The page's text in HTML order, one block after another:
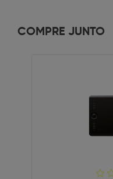
COMPRE JUNTO